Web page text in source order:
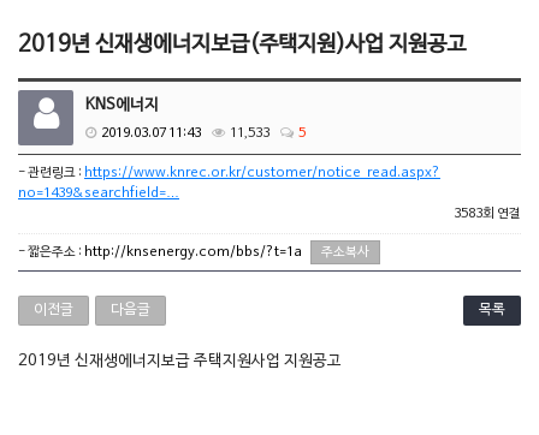
2019년 신재생에너지보급(주택지원)사업 지원공고
KNS에너지
2019.03.07 11:43 11,533 5
- 관련링크 : https://www.knrec.or.kr/customer/notice_read.aspx?
no=1439&searchfield=…
3583회 연결
- 짧은주소 : http://knsenergy.com/bbs/?t=1a 주소복사
이전글 다음글 목록
2019년 신재생에너지보급 주택지원사업 지원공고